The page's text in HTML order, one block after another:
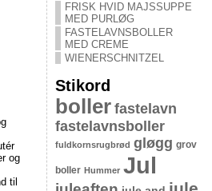
og
til
FRISK HVID MAJSSUPPE
MED PURLØG
FASTELAVNSBOLLER
MED CREME
WIENERSCHNITZEL
Stikord
boller fastelavn
fastelavnsboller
fuldkornsrugbrød gløgg grov
boller Hummer Jul